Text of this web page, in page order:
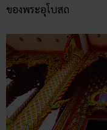
ของพระอุโบสถ